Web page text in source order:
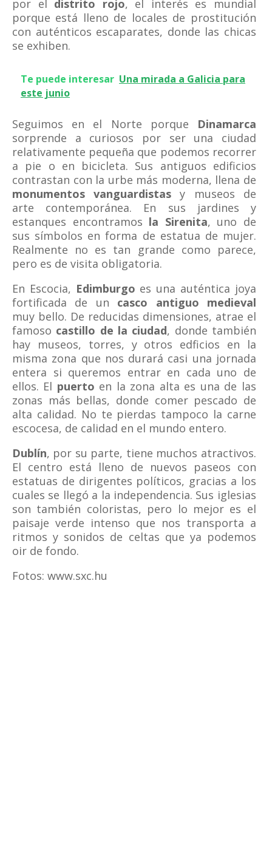
por el distrito rojo, el interés es mundial
porque está lleno de locales de prostitución
con auténticos escaparates, donde las chicas
se exhiben.
Te puede interesar Una mirada a Galicia para
este junio
Seguimos en el Norte porque Dinamarca
sorprende a curiosos por ser una ciudad
relativamente pequeña que podemos recorrer
a pie o en bicicleta. Sus antiguos edificios
contrastan con la urbe más moderna, llena de
monumentos vanguardistas y museos de
arte contemporánea. En sus jardines y
estanques encontramos la Sirenita, uno de
sus símbolos en forma de estatua de mujer.
Realmente no es tan grande como parece,
pero es de visita obligatoria.
En Escocia, Edimburgo es una auténtica joya
fortificada de un casco antiguo medieval
muy bello. De reducidas dimensiones, atrae el
famoso castillo de la ciudad, donde también
hay museos, torres, y otros edficios en la
misma zona que nos durará casi una jornada
entera si queremos entrar en cada uno de
ellos. El puerto en la zona alta es una de las
zonas más bellas, donde comer pescado de
alta calidad. No te pierdas tampoco la carne
escocesa, de calidad en el mundo entero.
Dublín, por su parte, tiene muchos atractivos.
El centro está lleno de nuevos paseos con
estatuas de dirigentes políticos, gracias a los
cuales se llegó a la independencia. Sus iglesias
son también coloristas, pero lo mejor es el
paisaje verde intenso que nos transporta a
ritmos y sonidos de celtas que ya podemos
oir de fondo.
Fotos: www.sxc.hu